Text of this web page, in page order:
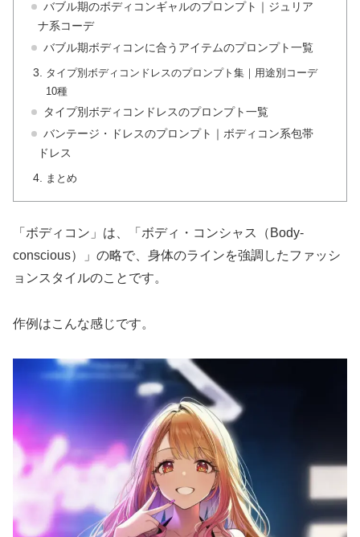
バブル期のボディコンギャルのプロンプト｜ジュリア
ナ系コーデ
バブル期ボディコンに合うアイテムのプロンプト一覧
タイプ別ボディコンドレスのプロンプト集｜用途別コーデ
10種
タイプ別ボディコンドレスのプロンプト一覧
バンテージ・ドレスのプロンプト｜ボディコン系包帯
ドレス
まとめ
「ボディコン」は、「ボディ・コンシャス（Body-
conscious）」の略で、身体のラインを強調したファッシ
ョンスタイルのことです。
作例はこんな感じです。